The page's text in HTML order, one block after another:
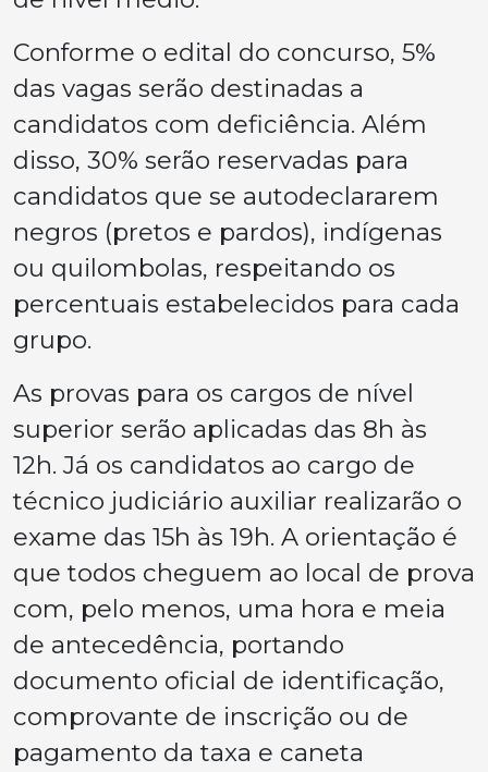
Conforme o edital do concurso, 5%
das vagas serão destinadas a
candidatos com deficiência. Além
disso, 30% serão reservadas para
candidatos que se autodeclararem
negros (pretos e pardos), indígenas
ou quilombolas, respeitando os
percentuais estabelecidos para cada
grupo.
As provas para os cargos de nível
superior serão aplicadas das 8h às
12h. Já os candidatos ao cargo de
técnico judiciário auxiliar realizarão o
exame das 15h às 19h. A orientação é
que todos cheguem ao local de prova
com, pelo menos, uma hora e meia
de antecedência, portando
documento oficial de identificação,
comprovante de inscrição ou de
pagamento da taxa e caneta